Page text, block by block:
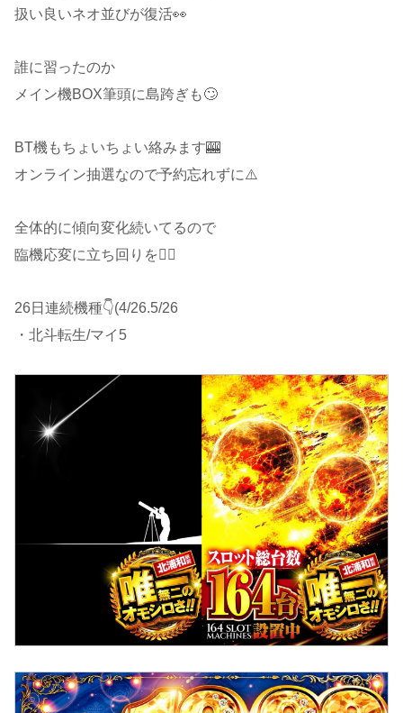
扱い良いネオ並びが復活👀
誰に習ったのか
メイン機BOX筆頭に島跨ぎも🙄
BT機もちょいちょい絡みます🎰
オンライン抽選なので予約忘れずに⚠️
全体的に傾向変化続いてるので
臨機応変に立ち回りを🙋‍♂️
26日連続機種👇(4/26.5/26
・北斗転生/マイ5